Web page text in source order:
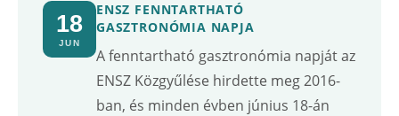
18
JUN
ENSZ FENNTARTHATÓ
GASZTRONÓMIA NAPJA
A fenntartható gasztronómia napját az
ENSZ Közgyűlése hirdette meg 2016-
ban, és minden évben június 18-án